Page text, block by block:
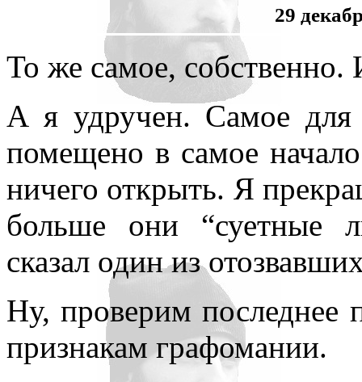
29
То же самое, собственно.
А я удручен. Самое для
помещено в самое
ничего открыть. Я
больше они “суетные
сказал один из
Ну, проверим последнее
признакам графомании.